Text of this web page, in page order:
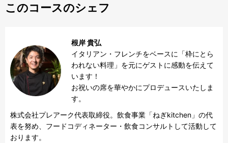
このコースのシェフ
根岸 貴弘
イタリアン・フレンチをベースに「枠にとら
われない料理」を元にゲストに感動を伝えて
います！
お祝いの席を華やかにプロデュースいたしま
す。
株式会社プレアーク代表取締役。飲食事業「ねぎkitchen」の代
表を努め、フードコディネーター・飲食コンサルトして活動して
おります。